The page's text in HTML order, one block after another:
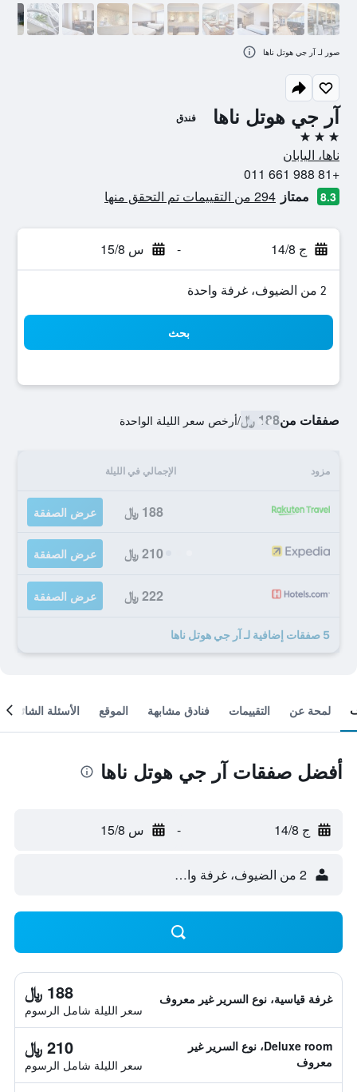
آر جي هوتل ناها فندق
3 نجوم
ناها، اليابان
+81 988 661 011
8.3 ممتاز 294 من التقييمات تم التحقق منها
ج 14/8 - س 15/8
2 من الضيوف، غرفة واحدة
بحث
صفقات من188 ﷼ /أرخص سعر الليلة الواحدة
مزود الإجمالي في الليلة
188 ﷼ عرض الصفقة
210 ﷼ عرض الصفقة
222 ﷼ عرض الصفقة
5 صفقات إضافية لـ آر جي هوتل ناها
صور لـ آر جي هوتل ناها
لمحة عن التقييمات فنادق مشابهة الموقع الأسئلة الشائعة
أفضل صفقات آر جي هوتل ناها
ج 14/8 - س 15/8
2 من الضيوف، غرفة واحدة
غرفة قياسية، نوع السرير غير معروف 188 ﷼
سعر الليلة شامل الرسوم
Deluxe room، نوع السرير غير
معروف
210 ﷼
سعر الليلة شامل الرسوم